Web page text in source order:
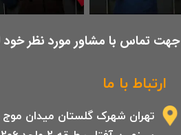
ارتباط با ما
تهران شهرک گلستان میدان موج
​جهت تماس با مشاور مورد نظر خود